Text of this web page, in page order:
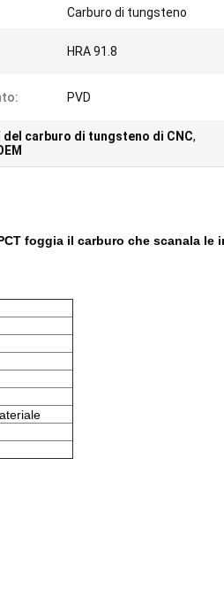
Carburo di tungsteno
HRA 91.8
PVD
del carburo di tungsteno di CNC,
foggia il carburo che scanala le